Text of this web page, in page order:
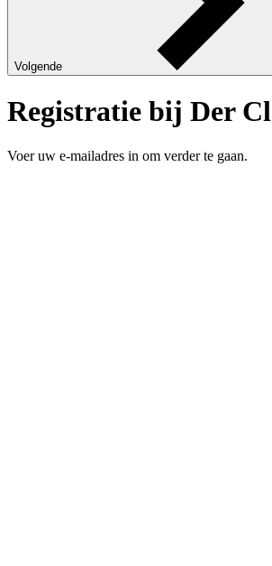
Volgende
Registratie bij Der
Voer uw e-mailadres in om verder te gaan.